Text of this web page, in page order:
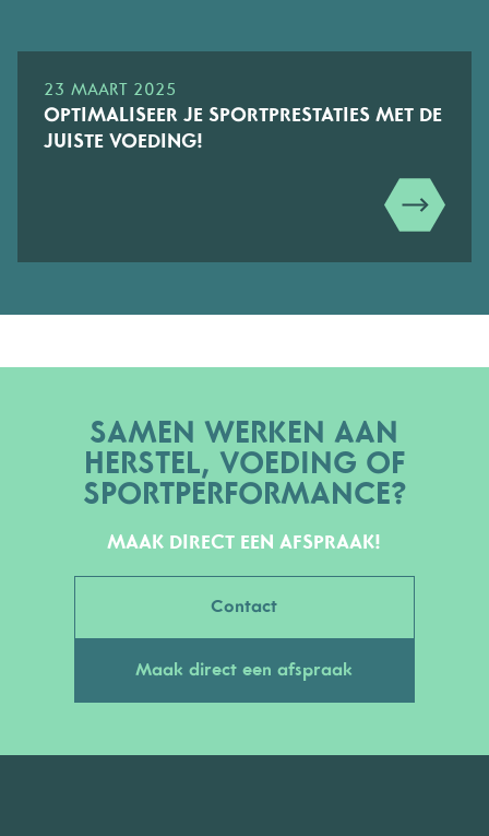
23 MAART 2025
OPTIMALISEER JE SPORTPRESTATIES MET DE
JUISTE VOEDING!
SAMEN WERKEN AAN
HERSTEL, VOEDING OF
SPORTPERFORMANCE?
MAAK DIRECT EEN AFSPRAAK!
Contact
Maak direct een afspraak